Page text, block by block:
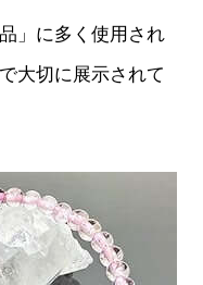
」に多く使用され
大切に展示されて